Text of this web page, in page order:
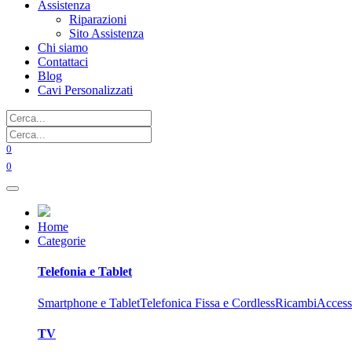
Assistenza
Riparazioni
Sito Assistenza
Chi siamo
Contattaci
Blog
Cavi Personalizzati
0
0
Home
Categorie
Telefonia e Tablet
Smartphone e TabletTelefonica Fissa e CordlessRicambi
TV